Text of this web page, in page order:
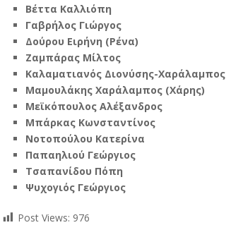
Βέττα Καλλιόπη
Γαβρήλος Γιώργος
Δούρου Ειρήνη (Ρένα)
Ζαμπάρας Μίλτος
Καλαματιανός Διονύσης-Χαράλαμπος
Μαμουλάκης Χαράλαμπος (Χάρης)
Μεϊκόπουλος Αλέξανδρος
Μπάρκας Κωνσταντίνος
Νοτοπούλου Κατερίνα
Παπαηλιού Γεώργιος
Τσαπανίδου Πόπη
Ψυχογιός Γεώργιος
Post Views: 976